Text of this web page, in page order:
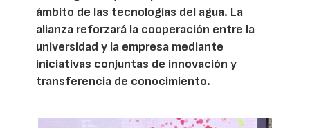
ámbito de las tecnologías del agua. La
alianza reforzará la cooperación entre la
universidad y la empresa mediante
iniciativas conjuntas de innovación y
transferencia de conocimiento.